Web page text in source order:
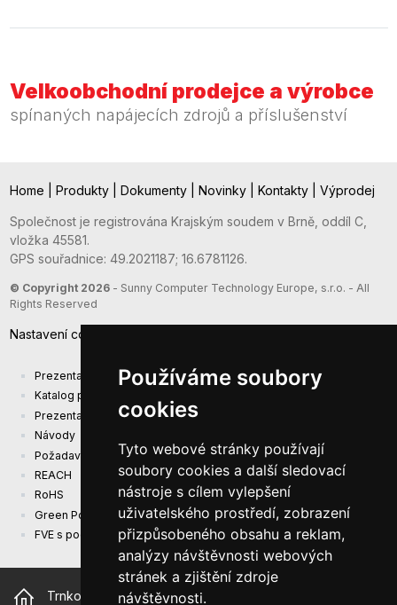
Používáme soubory
cookies
Tyto webové stránky používají
soubory cookies a další sledovací
nástroje s cílem vylepšení
uživatelského prostředí, zobrazení
přizpůsobeného obsahu a reklam,
analýzy návštěvnosti webových
stránek a zjištění zdroje
návštěvnosti.
Velkoobchodní prodejce a výrobce
spínaných napájecích zdrojů a příslušenství
Home Produkty Dokumenty Novinky Kontakty Výprodej
Společnost je registrována Krajským soudem v Brně, oddíl C,
vložka 45581.
GPS souřadnice: 49.2021187; 16.6781126.
© Copyright 2026- Sunny Computer Technology Europe, s.r.o. - All
Rights Reserved
Nastavení cookies
Prezentace společnosti
Katalog produktů
Prezentacni katalog
Návody
Požadavky na ekodesign (EU) 2019/1782
REACH
RoHS
Green Power
FVE s podporou EU
Trnkova 2881/156, 628 00 Brno Česká republika